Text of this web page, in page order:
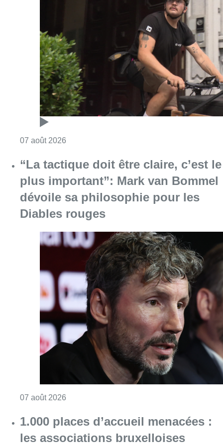
07 août 2026
“La tactique doit être claire, c’est le
plus important”: Mark van Bommel
dévoile sa philosophie pour les
Diables rouges
07 août 2026
1.000 places d’accueil menacées :
les associations bruxelloises